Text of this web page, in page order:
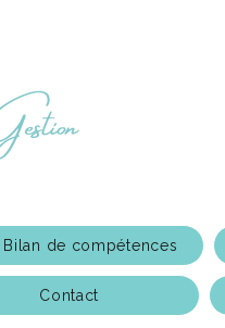
Bilan de compétences
Contact